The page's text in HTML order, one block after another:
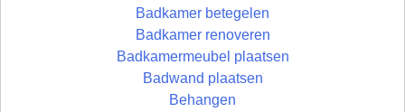
Badkamer betegelen
Badkamer renoveren
Badkamermeubel plaatsen
Badwand plaatsen
Behangen